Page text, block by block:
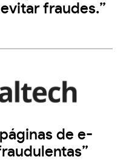
fraudes.”
de e-